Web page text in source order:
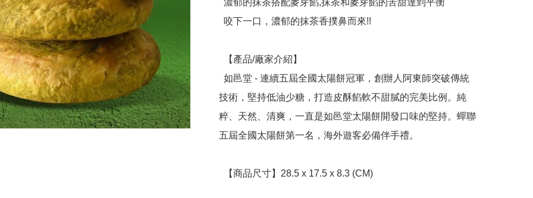
技術，堅持低油少糖，打造皮酥餡軟不甜膩的完美比例。純
粹、天然、清爽，一直是如邑堂太陽餅開發口味的堅持。蟬聯
五屆全國太陽餅第一名，海外遊客必備伴手禮。